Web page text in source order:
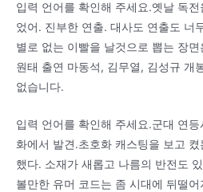
입력 언어를 확인해 주세요.옛날 독
었어. 진부한 연출. 대사도 연출도 너
별로 없는 이빨을 날것으로 뽑는 장
원태 출연 마동석, 김무열, 김성규 개
없습니다.
입력 언어를 확인해 주세요.군대 연
화에서 발견.초호화 캐스팅을 보고
했다. 소재가 새롭고 나름의 반전도
볼만한 유머 코드는 좀 시대에 뒤떨